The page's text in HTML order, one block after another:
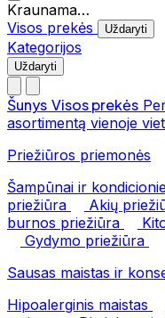
Kraunama…
Visos prekės
Uždaryti
Kategorijos
Uždaryti
Šunys Visos prekės
asortimentą vienoje
Priežiūros priemonės
Šampūnai ir
priežiūra
Akių
burnos priežiūra
Gydymo priežiūra
Sausas maistas ir
Hipoalerginis maistas